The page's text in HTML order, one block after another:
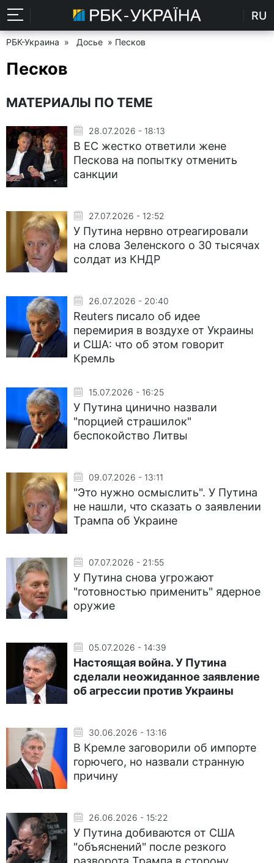
RU
РБК-Украина » Досье » Песков
Песков
МАТЕРИАЛЫ ПО ТЕМЕ
28.07.2026 - 18:13
В ЕС жестко ответили жене
Пескова на попытку отменить
санкции
27.07.2026 - 12:52
У Путина нервно отреагировали
на слова Зеленского о 30 тысячах
солдат из КНДР
26.07.2026 - 20:40
Reuters писало об идее
перемирия в воздухе от Украины
и США: что об этом говорит
Кремль
15.07.2026 - 16:25
У Путина цинично назвали
"порцией страшилок"
беспокойство Литвы
09.07.2026 - 13:11
"Это нужно осмыслить". У Путина
не нашли, что сказать о заявлении
Трампа об Украине
07.07.2026 - 21:55
У Путина снова угрожают
"готовностью применить" ядерное
оружие
05.07.2026 - 14:39
Настоящая война. У Путина
сделали неожиданное заявление
об агрессии против Украины
30.06.2026 - 13:16
В Кремле заговорили об импорте
горючего, но назвали странную
причину
26.06.2026 - 15:22
У Путина добиваются от США
"объяснений" после резкого